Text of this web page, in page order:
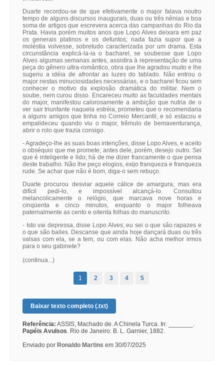
Duarte recordou-se de que efetivamente o major falava noutro
tempo de alguns discursos inaugurais, duas ou três nênias e boa
soma de artigos que escrevera acerca das campanhas do Rio da
Prata. Havia porém muitos anos que Lopo Alves deixara em paz
os generais platinos e os defuntos; nada fazia supor que a
moléstia volvesse, sobretudo caracterizada por um drama. Esta
circunstância explicá-la-ia o bacharel, se soubesse que Lopo
Alves algumas semanas antes, assistira à representação de uma
peça do gênero ultra-romântico, obra que lhe agradou muito e lhe
sugeriu a idéia de afrontar as luzes do tablado. Não entrou o
major nestas minuciosidades necessárias, e o bacharel ficou sem
conhecer o motivo da explosão dramática do militar. Nem o
soube, nem curou disso. Encareceu muito as faculdades mentais
do major, manifestou calorosamente a ambição que nutria de o
ver sair triunfante naquela estréia, prometeu que o recomendaria
a alguns amigos que tinha no Correio Mercantil, e só estacou e
empalideceu quando viu o major, trêmulo de bemaventurança,
abrir o rolo que trazia consigo.
- Agradeço-lhe as suas boas intenções, disse Lopo Alves, e aceito
o obséquio que me promete; antes dele, porém, desejo outro. Sei
que é inteligente e lido; há de me dizer francamente o que pensa
deste trabalho. Não lhe peço elogios, exijo franqueza e franqueza
rude. Se achar que não é bom, diga-o sem rebuço.
Duarte procurou desviar aquele cálice de amargura; mas era
difícil pedi-lo, e impossível alcançá-lo. Consultou
melancolicamente o relógio, que marcava nove horas e
cinqüenta e cinco minutos, enquanto o major folheava
paternalmente as cento e oitenta folhas do manuscrito.
- Isto vai depressa, disse Lopo Alves; eu sei o que são rapazes e
o que são bailes. Descanse que ainda hoje dançará duas ou três
valsas com ela, se a tem, ou com elas. Não acha melhor irmos
para o seu gabinete?
(continua...)
1 2 3 4 5
Baixar texto completo (.txt)
Referência: ASSIS, Machado de. A Chinela Turca. In: _______.
Papéis Avulsos. Rio de Janeiro: B. L. Garnier, 1882.
Enviado por Ronaldo Martins em 30/07/2025